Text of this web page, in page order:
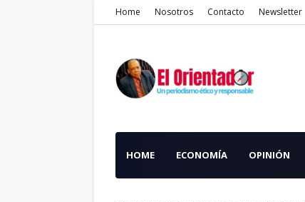
Home Nosotros Contacto Newsletter
HOME ECONOMÍA OPINIÓN